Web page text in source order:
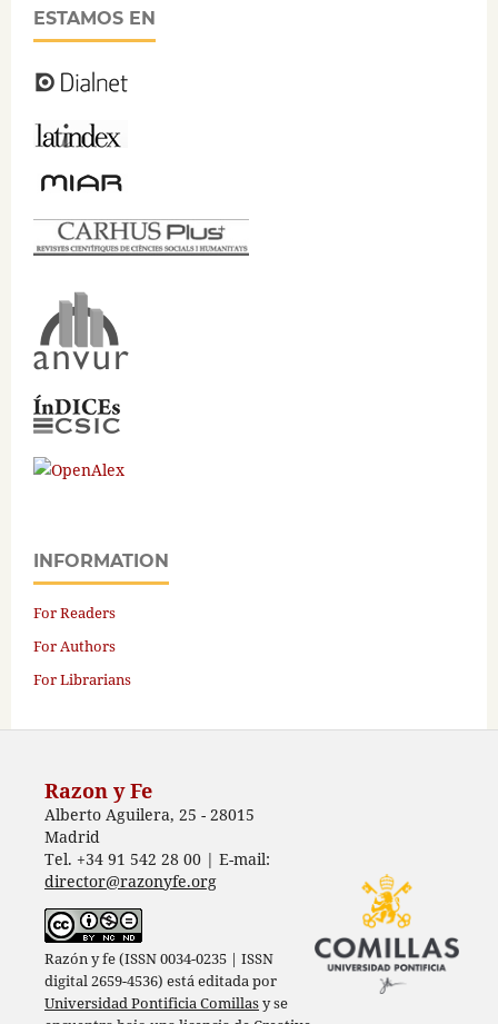
ESTAMOS EN
INFORMATION
For Readers
For Authors
For Librarians
Razon y Fe
Alberto Aguilera, 25 - 28015
Madrid
Tel. +34 91 542 28 00 | E-mail:
director@razonyfe.org
Razón y fe (ISSN 0034-0235 | ISSN
digital 2659-4536) está editada por
Universidad Pontificia Comillasy se